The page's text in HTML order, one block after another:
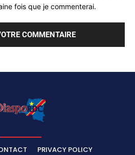
fois que je commenterai.
PRIVACY POLICY